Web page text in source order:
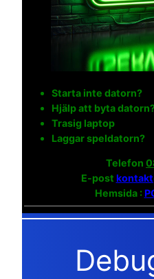
Starta inte datorn?
Hjälp att byta
Trasig laptop
Laggar speldatorn?
Telefon
E-post
Hemsida :